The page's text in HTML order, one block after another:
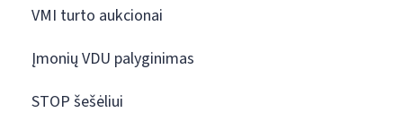
VMI turto aukcionai
Įmonių VDU palyginimas
STOP šešėliui